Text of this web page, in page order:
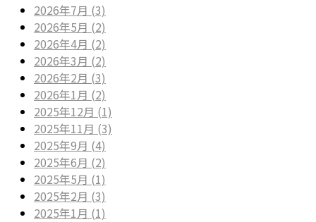
2026年7月 (3)
2026年5月 (2)
2026年4月 (2)
2026年3月 (2)
2026年2月 (3)
2026年1月 (2)
2025年12月 (1)
2025年11月 (3)
2025年9月 (4)
2025年6月 (2)
2025年5月 (1)
2025年2月 (3)
2025年1月 (1)